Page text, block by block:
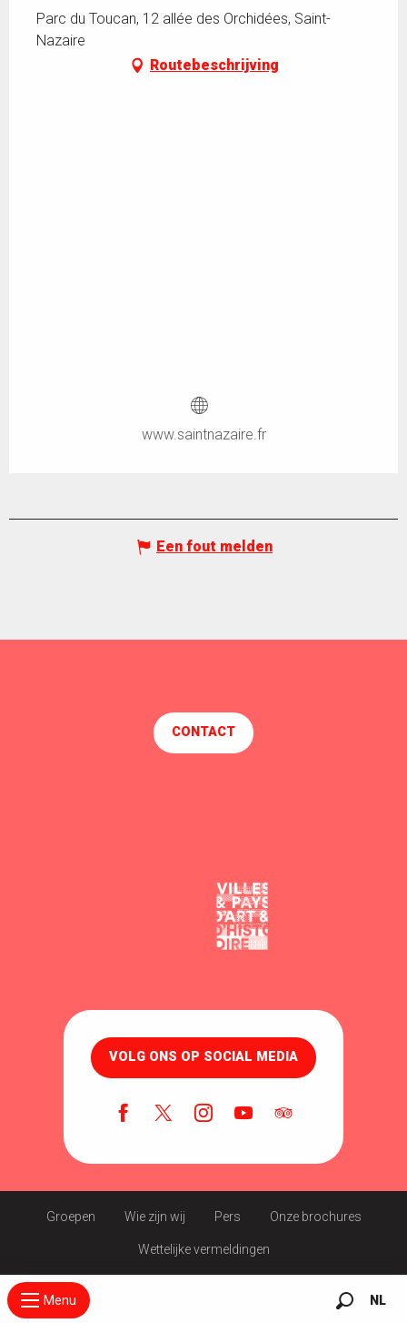
Menu NL
Parc du Toucan, 12 allée des Orchidées, Saint-
Nazaire
Routebeschrijving
www.saintnazaire.fr
Een fout melden
CONTACT
VOLG ONS OP SOCIAL MEDIA
Groepen Wie zijn wij Pers Onze brochures
Wettelijke vermeldingen